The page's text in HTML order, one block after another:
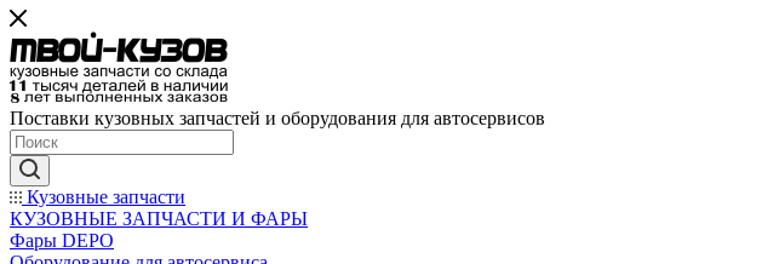
Поставки кузовных запчастей и оборудования для автосервисов
Кузовные запчасти
КУЗОВНЫЕ ЗАПЧАСТИ И ФАРЫ
Фары DEPO